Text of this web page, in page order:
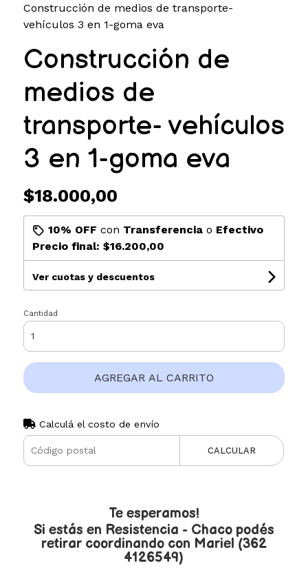
Construcción de medios de transporte-
vehículos 3 en 1-goma eva
Construcción de
medios de
transporte- vehículos
3 en 1-goma eva
$18.000,00
10% OFF con Transferenciao Efectivo
Precio final: $16.200,00
Ver cuotas y descuentos
Cantidad
AGREGAR AL CARRITO
Calculá el costo de envío
CALCULAR
Te esperamos!
Si estás en Resistencia - Chaco podés
retirar coordinando con Mariel (362
4126549)